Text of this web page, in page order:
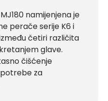
namijenjena je
perače serije K6 i
četiri različita
glave.
čišćenje
za